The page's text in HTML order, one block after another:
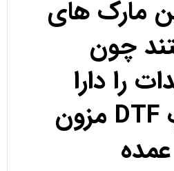
مارک های
چون
را دارا
هستند چاپ DTF مزون